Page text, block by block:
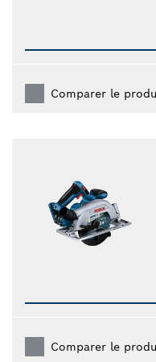
Comparer le
Comparer le